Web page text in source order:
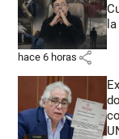
hace 6 horas share